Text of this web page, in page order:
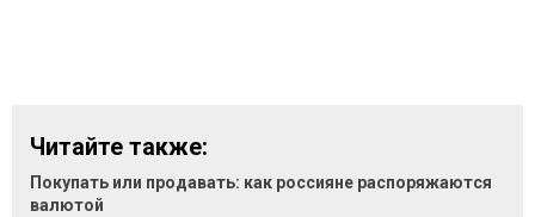
Читайте также:
Покупать или продавать: как россияне распоряжаются
валютой